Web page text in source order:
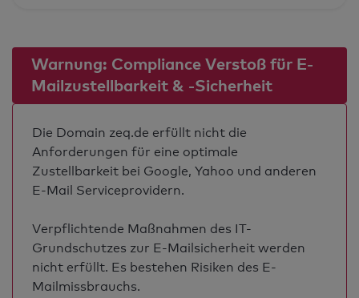
Warnung: Compliance Verstoß für E-
Mailzustellbarkeit & -Sicherheit
Die Domain zeq.de erfüllt nicht die
Anforderungen für eine optimale
Zustellbarkeit bei Google, Yahoo und anderen
E-Mail Serviceprovidern.
Verpflichtende Maßnahmen des IT-
Grundschutzes zur E-Mailsicherheit werden
nicht erfüllt. Es bestehen Risiken des E-
Mailmissbrauchs.